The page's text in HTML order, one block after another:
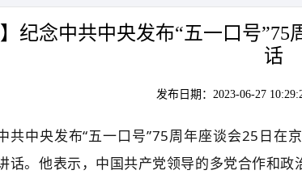
】纪念中共中央发布“五一口号
话
发布日期：2023-06-27
共中央发布“五一口号”75周年座谈会25日在
话。他表示，中国共产党领导的多党合作和